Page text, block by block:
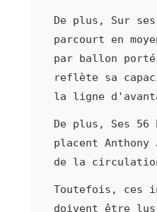
De plus, Sur
parcourt en
par ballon
reflète sa
la ligne
De plus, Ses 56
placent Anthony
de la
Toutefois, ces
doivent être lus